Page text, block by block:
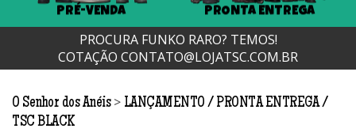
PRÉ-VENDA PRONTA ENTREGA
PROCURA FUNKO RARO? TEMOS!
COTAÇÃO CONTATO@LOJATSC.COM.BR
O Senhor dos Anéis > LANÇAMENTO
PRONTA ENTREGA
TSC BLACK